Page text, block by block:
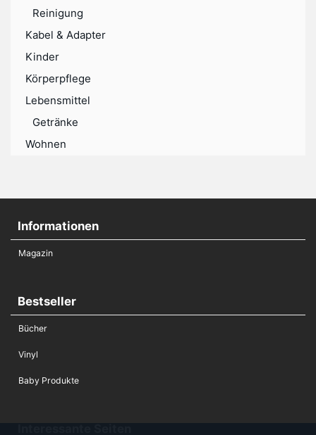
Reinigung
Kabel & Adapter
Kinder
Körperpflege
Lebensmittel
Getränke
Wohnen
Informationen
Magazin
Bestseller
Bücher
Vinyl
Baby Produkte